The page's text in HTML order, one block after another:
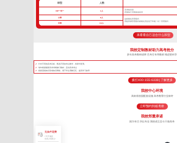
班型 人数
VIP一对一 1人
高考核武器
把握每寸光阴备战高考
小班 8人
超精细化管理模式
我校班课管理模式精细化管控优于常规一对一管理模式
中班 16人
来看看自己适合什么班型
我校定制教材助力高考抢分
多年高考教研成果 艺考生专用教材 精进更科学
针对不同的高考目标，甄选不同的考点教学，将厚书变薄。
每年根据最新高考考纲修订教材，直击高考考点
狠抓基础知识形成知识网络，便于学生理解记忆，提高学习效率
拨打400-155-6338 | 了解更多
我校中心环境
高标准校园配套设施 高考教育行业标杆
立即预约到校考察
我校郑重承诺
因为专注 所以专业 我校成立至今只做高考
无条件退费
7天不满意
交多少退多少